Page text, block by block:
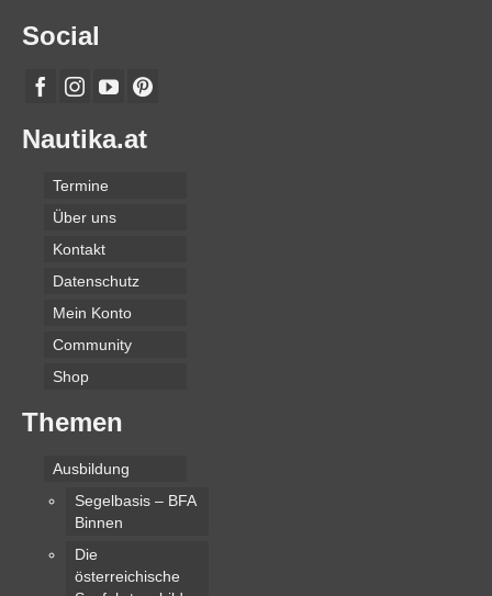
Social
Nautika.at
Termine
Über uns
Kontakt
Datenschutz
Mein Konto
Community
Shop
Themen
Ausbildung
Segelbasis – BFA
Binnen
Die
österreichische